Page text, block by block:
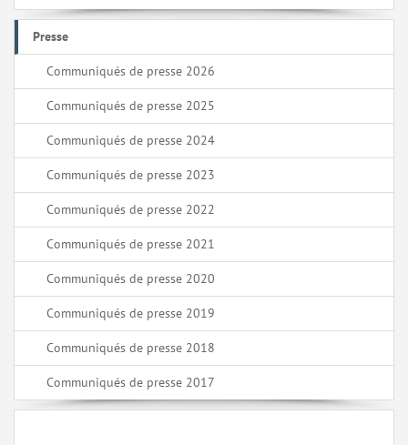
Presse
Communiqués de presse 2026
Communiqués de presse 2025
Communiqués de presse 2024
Communiqués de presse 2023
Communiqués de presse 2022
Communiqués de presse 2021
Communiqués de presse 2020
Communiqués de presse 2019
Communiqués de presse 2018
Communiqués de presse 2017